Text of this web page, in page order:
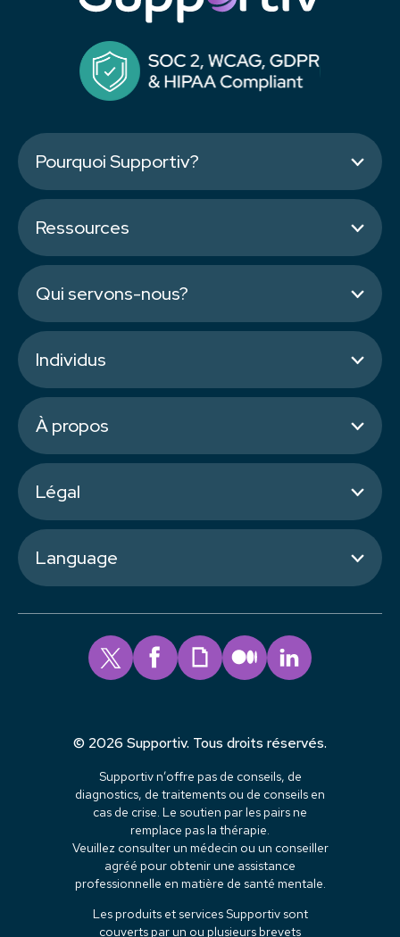
Pourquoi Supportiv?
Ressources
Qui servons-nous?
Individus
À propos
Légal
Language
© 2026 Supportiv. Tous droits réservés.
Supportiv n’offre pas de conseils, de
diagnostics, de traitements ou de conseils en
cas de crise. Le soutien par les pairs ne
remplace pas la thérapie.
Veuillez consulter un médecin ou un conseiller
agréé pour obtenir une assistance
professionnelle en matière de santé mentale.
Les produits et services Supportiv sont
couverts par un ou plusieurs brevets